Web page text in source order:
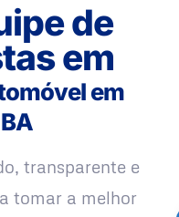
de
em
em
transparente e
tomar a melhor